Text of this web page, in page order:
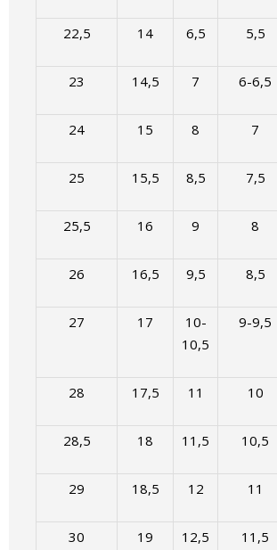
22,5 14 6,5 5,5
23 14,5 7 6-6,5
24 15 8 7
25 15,5 8,5 7,5
25,5 16 9 8
26 16,5 9,5 8,5
27 17
10-
10,5
9-9,5
28 17,5 11 10
28,5 18 11,5 10,5
29 18,5 12 11
30 19 12,5 11,5